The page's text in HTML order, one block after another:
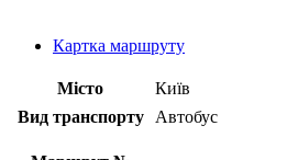
Картка маршруту
Місто
Київ
Вид транспорту
Автобус